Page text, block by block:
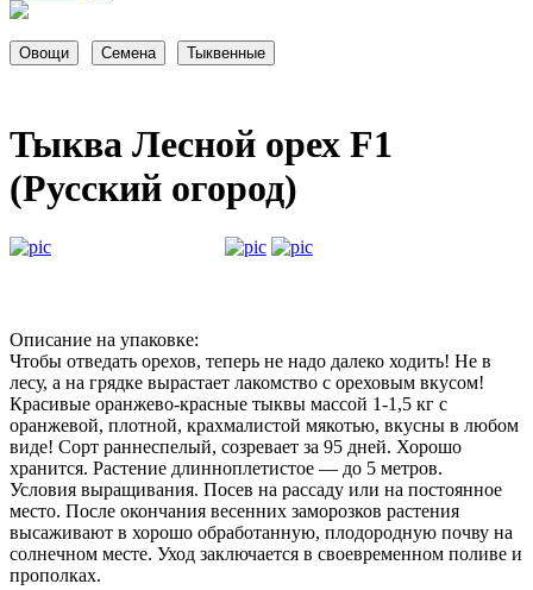
Тыква Лесной орех F1
(Русский огород)
Описание на упаковке:
Чтобы отведать орехов, теперь не надо далеко ходить! Не в
лесу, а на грядке вырастает лакомство с ореховым вкусом!
Красивые оранжево-красные тыквы массой 1-1,5 кг с
оранжевой, плотной, крахмалистой мякотью, вкусны в любом
виде! Сорт раннеспелый, созревает за 95 дней. Хорошо
хранится. Растение длинноплетистое — до 5 метров.
Условия выращивания. Посев на рассаду или на постоянное
место. После окончания весенних заморозков растения
высаживают в хорошо обработанную, плодородную почву на
солнечном месте. Уход заключается в своевременном поливе и
прополках.